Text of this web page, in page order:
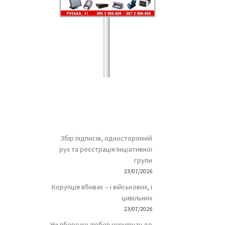
Збір підписів, односторонній
рух та реєстрація Ініціативної
групи
23/07/2026
Корупція вбиває – і військових, і
цивільних
23/07/2026